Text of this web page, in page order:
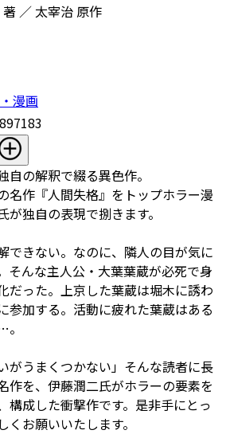
／ 太宰治 原作
漫画
自の解釈で綴る異色作。
名作『人間失格』をトップホラー漫
が独自の表現で捌きます。
できない。なのに、隣人の目が気に
そんな主人公・大葉葉蔵が必死で身
だった。上京した葉蔵は堀木に誘わ
参加する。活動に疲れた葉蔵はある
がうまくつかない」そんな読者に長
作を、伊藤潤二氏がホラーの要素を
構成した衝撃作です。是非手にとっ
くお願いいたします。